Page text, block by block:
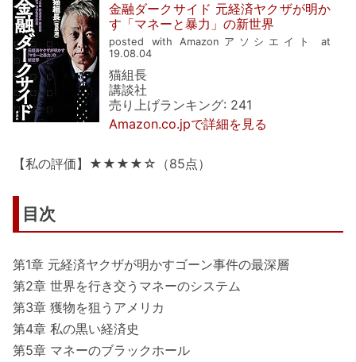
金融ダークサイド 元経済ヤクザが明か
す「マネーと暴力」の新世界
posted with Amazonアソシエイト at
19.08.04
猫組長
講談社
売り上げランキング: 241
Amazon.co.jpで詳細を見る
【私の評価】★★★★☆（85点）
目次
第1章 元経済ヤクザが明かすゴーン事件の最深層
第2章 世界を行き交うマネーのシステム
第3章 獲物を狙うアメリカ
第4章 私の黒い経済史
第5章 マネーのブラックホール